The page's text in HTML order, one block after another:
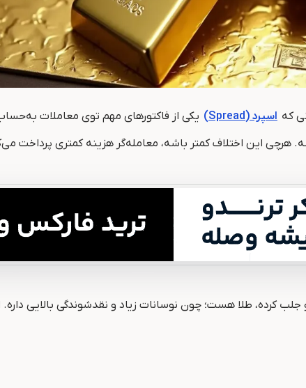
که اسپرد (Spread)
این اختلاف کمتر باشه، معامله‌گر هزینه کمتری پرداخت
کرده، طلا هست؛ چون نوسانات زیاد و نقدشوندگی بالایی